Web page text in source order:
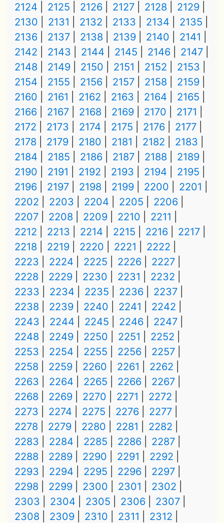
2124 2125 2126 2127 2128
2129
2130
2131 2132 2133 2134
2135
2136
2137 2138 2139 2140
2141
2142
2143 2144 2145 2146
2147
2148
2149 2150 2151 2152
2153
2154
2155 2156 2157 2158
2159
2160
2161 2162 2163 2164
2165
2166
2167 2168 2169 2170
2171
2172
2173 2174 2175 2176
2177
2178
2179 2180 2181 2182
2183
2184
2185 2186 2187 2188
2189
2190
2191 2192 2193 2194
2195
2196
2197 2198 2199 2200
2201
2202
2203 2204 2205
2206
2207
2208 2209 2210
2211
2212
2213 2214 2215 2216
2217
2218
2219 2220 2221
2222
2223
2224 2225 2226
2227
2228
2229 2230 2231
2232
2233
2234 2235 2236
2237
2238
2239 2240 2241
2242
2243
2244 2245 2246
2247
2248
2249 2250 2251
2252
2253
2254 2255 2256
2257
2258
2259 2260 2261
2262
2263
2264 2265 2266
2267
2268
2269 2270 2271
2272
2273
2274 2275 2276
2277
2278
2279 2280 2281
2282
2283
2284 2285 2286
2287
2288
2289 2290 2291
2292
2293
2294 2295 2296
2297
2298
2299 2300 2301
2302
2303
2304 2305 2306
2307
2308
2309 2310 2311
2312